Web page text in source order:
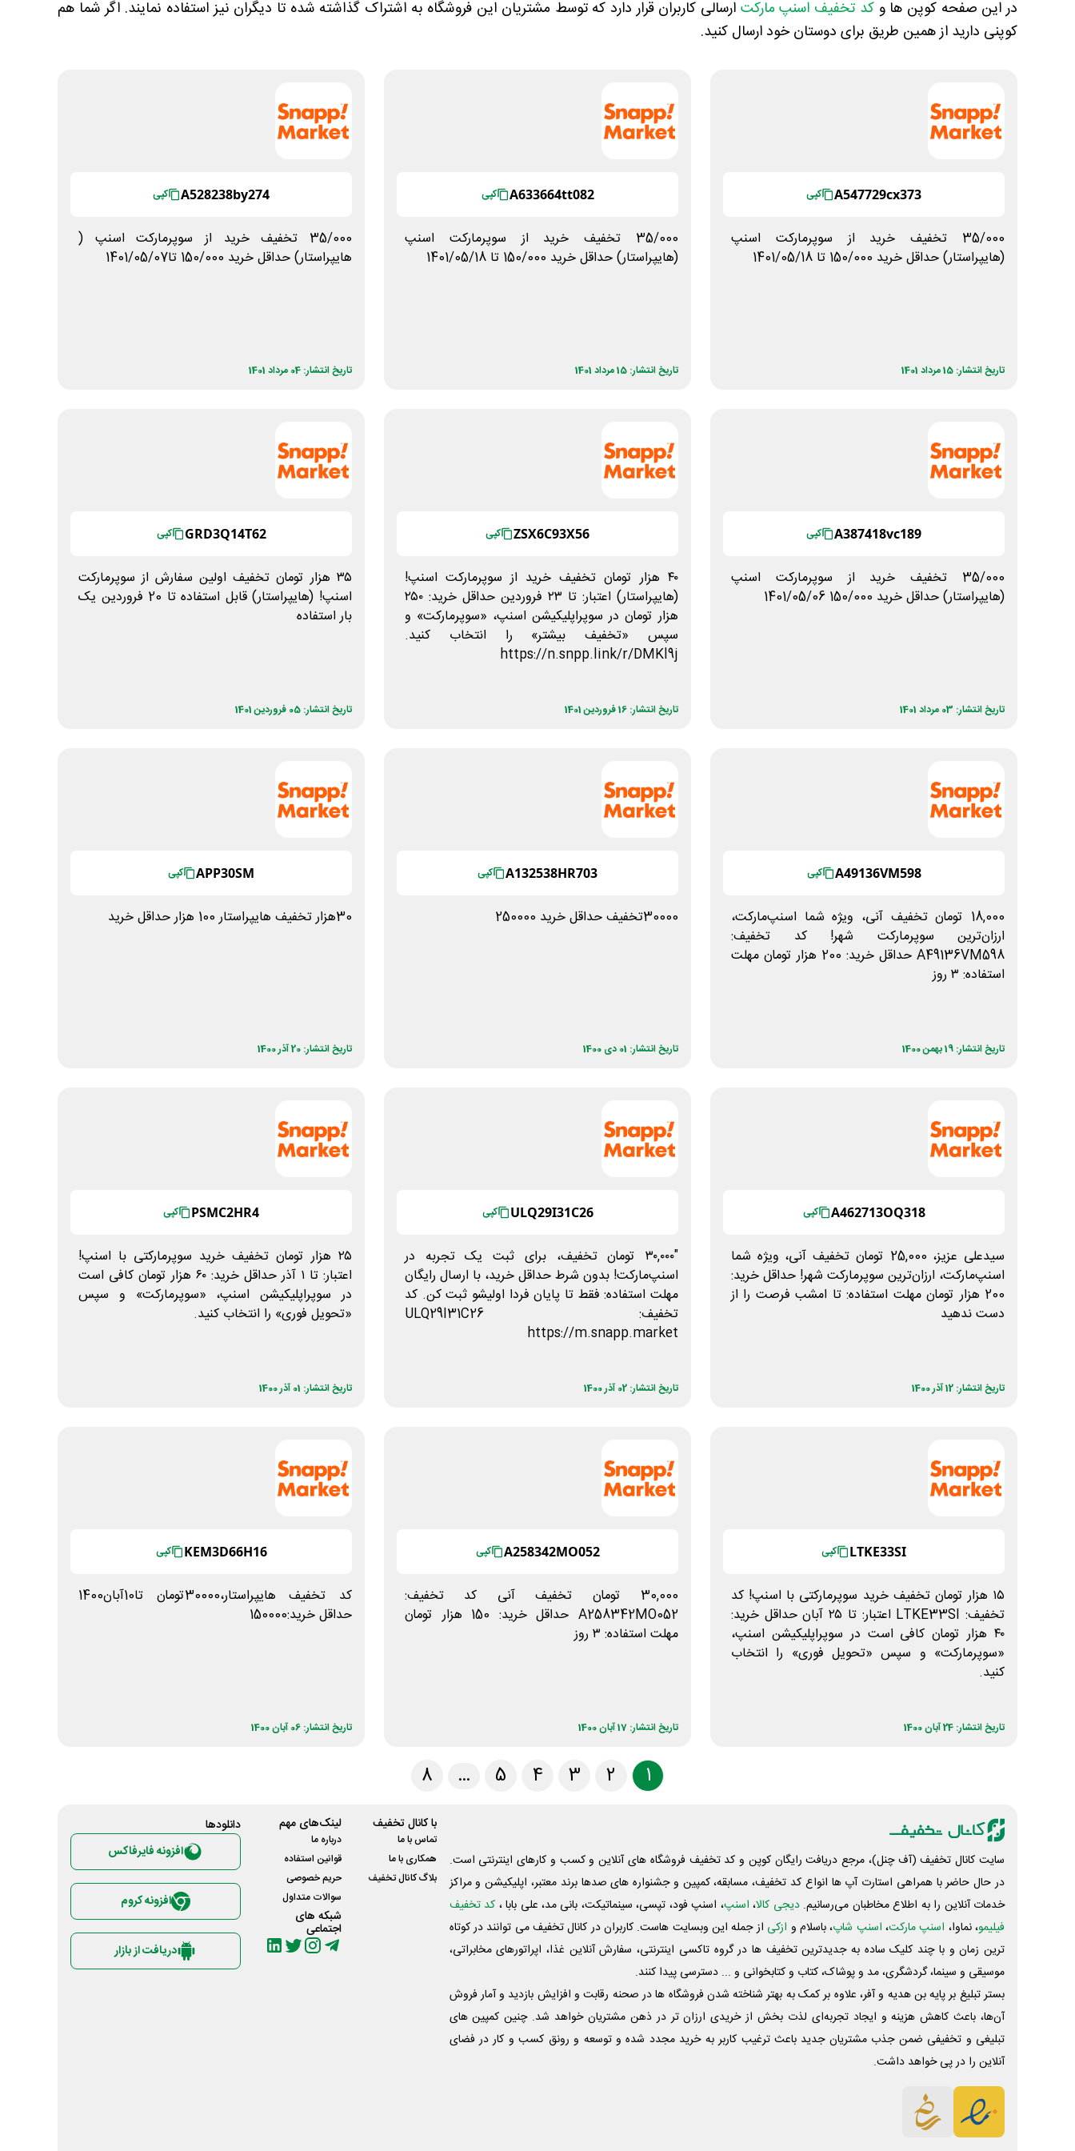
در این صفحه کوپن ها وکد تخفیف اسنپ مارکت ارسالی کاربران قرار دارد که توسط مشتریان این فروشگاه به اشتراک گذاشته شده تا دیگران نیز استفاده نمایند. اگر شما هم
کوپنی دارید از همین طریق برای دوستان خود ارسال کنید.
A547729cx373 کپی
35/000 تخفیف خرید از سوپرمارکت اسنپ
(هایپراستار) حداقل خرید 150/000 تا 1401/05/18
تاریخ انتشار: 15 مرداد 1401
A633664tt082 کپی
35/000 تخفیف خرید از سوپرمارکت اسنپ
(هایپراستار) حداقل خرید 150/000 تا 1401/05/18
تاریخ انتشار: 15 مرداد 1401
A528238by274 کپی
35/000 تخفیف خرید از سوپرمارکت اسنپ (
هایپراستار) حداقل خرید 150/000 تا1401/05/07
تاریخ انتشار: 04 مرداد 1401
A387418vc189 کپی
35/000 تخفیف خرید از سوپرمارکت اسنپ
(هایپراستار) حداقل خرید 150/000 1401/05/06
تاریخ انتشار: 03 مرداد 1401
ZSX6C93X56 کپی
۴۰ هزار تومان تخفیف خرید از سوپرمارکت اسنپ!
(هایپراستار) اعتبار: تا ۲۳ فروردین حداقل خرید: ۲۵۰
هزار تومان در سوپراپلیکیشن اسنپ، «سوپرمارکت» و
سپس «تخفیف بیشتر» را انتخاب کنید.
https://n.snpp.link/r/DMKl9j
تاریخ انتشار: 16 فروردین 1401
GRD3Q14T62 کپی
۳۵ هزار تومان تخفیف اولین سفارش از سوپرمارکت
اسنپ! (هایپراستار) قابل استفاده تا 20 فروردین یک
بار استفاده
تاریخ انتشار: 05 فروردین 1401
A49136VM598 کپی
18,000 تومان تخفیف آنی، ویژه شما اسنپ‌مارکت،
ارزان‌ترین سوپرمارکت شهر! کد تخفیف:
A49136VM598 حداقل خرید: 200 هزار تومان مهلت
استفاده: ۳ روز
تاریخ انتشار: 19 بهمن 1400
A132538HR703 کپی
30000تخفیف حداقل خرید 250000
تاریخ انتشار: 01 دی 1400
APP30SM کپی
30هزار تخفیف هایپراستار 100 هزار حداقل خرید
تاریخ انتشار: 20 آذر 1400
A462713OQ318 کپی
سیدعلی عزیز، 25,000 تومان تخفیف آنی، ویژه شما
اسنپ‌مارکت، ارزان‌ترین سوپرمارکت شهر! حداقل خرید:
200 هزار تومان مهلت استفاده: تا امشب فرصت را از
دست ندهید
تاریخ انتشار: 12 آذر 1400
ULQ29I31C26 کپی
"۳۰,۰۰۰ تومان تخفیف، برای ثبت یک تجربه در
اسنپ‌مارکت! بدون شرط حداقل خرید، با ارسال رایگان
مهلت استفاده: فقط تا پایان فردا اولیشو ثبت کن. کد
تخفیف: ULQ29I31C26
https://m.snapp.market
تاریخ انتشار: 02 آذر 1400
PSMC2HR4 کپی
۲۵ هزار تومان تخفیف خرید سوپرمارکتی با اسنپ!
اعتبار: تا ۱ آذر حداقل خرید: ۶۰ هزار تومان کافی است
در سوپراپلیکیشن اسنپ، «سوپرمارکت» و سپس
«تحویل فوری» را انتخاب کنید.
تاریخ انتشار: 01 آذر 1400
LTKE33SI کپی
۱۵ هزار تومان تخفیف خرید سوپرمارکتی با اسنپ! کد
تخفیف: LTKE33SI اعتبار: تا ۲۵ آبان حداقل خرید:
۴۰ هزار تومان کافی است در سوپراپلیکیشن اسنپ،
«سوپرمارکت» و سپس «تحویل فوری» را انتخاب
کنید.
تاریخ انتشار: 24 آبان 1400
A258342MO052 کپی
30,000 تومان تخفیف آنی کد تخفیف:
A258342MO052 حداقل خرید: 150 هزار تومان
مهلت استفاده: ۳ روز
تاریخ انتشار: 17 آبان 1400
KEM3D66H16 کپی
کد تخفیف هایپراستار،30000تومان تا10آبان1400
حداقل خرید:150000
تاریخ انتشار: 06 آبان 1400
1
2
3
4
5
…
8
سایت کانال تخفیف (آف چنل)، مرجع دریافت رایگان کوپن و کد تخفیف فروشگاه های آنلاین و کسب و‌ کارهای اینترنتی است.
در حال حاضر با همراهی استارت آپ ها انواع کد تخفیف، مسابقه، کمپین و جشنواره های صدها برند معتبر، اپلیکیشن و مراکز
خدمات آنلاین را به اطلاع مخاطبان می‌رسانیم. دیجی کالا، اسنپ، اسنپ فود، تپسی، سینماتیکت، بانی مد، علی‌ بابا ، کد تخفیف
فیلیمو، نماوا، اسنپ مارکت، اسنپ شاپ، باسلام و ازکی از جمله این وبسایت ‌هاست. کاربران در کانال تخفیف می توانند در کوتاه
ترین زمان و با چند کلیک ساده به جدیدترین تخفیف ها در گروه تاکسی اینترنتی، سفارش آنلاین غذا، اپراتورهای مخابراتی،
موسیقی و سینما، گردشگری، مد و پوشاک، کتاب و کتابخوانی و ... دسترسی پیدا کنند.
بستر تبلیغ بر پایه بن هدیه و آفر، علاوه بر کمک به بهتر شناخته شدن فروشگاه ها در صحنه رقابت و افزایش بازدید و آمار فروش
آن‌ها، باعث کاهش هزینه و ایجاد تجربه‌ای لذت بخش از خریدی ارزان تر در ذهن مشتریان خواهد شد. چنین کمپین های
تبلیغی و تخفیفی ضمن جذب مشتریان جدید باعث ترغیب کاربر به خرید مجدد شده و توسعه و رونق کسب و کار در فضای
آنلاین را در پی خواهد داشت.
با کانال تخفیف
تماس با ما
همکاری با ما
بلاگ کانال تخفیف
لینک‌های مهم
درباره ما
قوانین استفاده
حریم خصوصی
سوالات متداول
شبکه های
اجتماعی
دانلود‌ها
افزونه فایرفاکس
افزونه کروم
دریافت از بازار